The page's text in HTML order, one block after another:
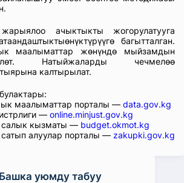
ачыктыкты жогорулатууга
багытталган.
маалыматтар жөнүндө мыйзамдын
Натыйжаларды чечмелөө
калтырылат.
маалыматтар порталы — data.gov.kg
— online.minjust.gov.kg
салык кызматы — budget.okmot.kg
алуулар порталы — zakupki.gov.kg
Башка уюмду табуу